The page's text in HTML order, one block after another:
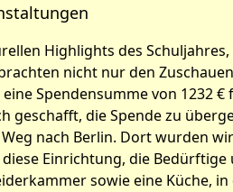
Highlights des
nicht nur den
Spendensumme von 1232
geschafft, die Spende zu
Weg nach Berlin. Dort wurden
Einrichtung, die
sowie eine Küche,